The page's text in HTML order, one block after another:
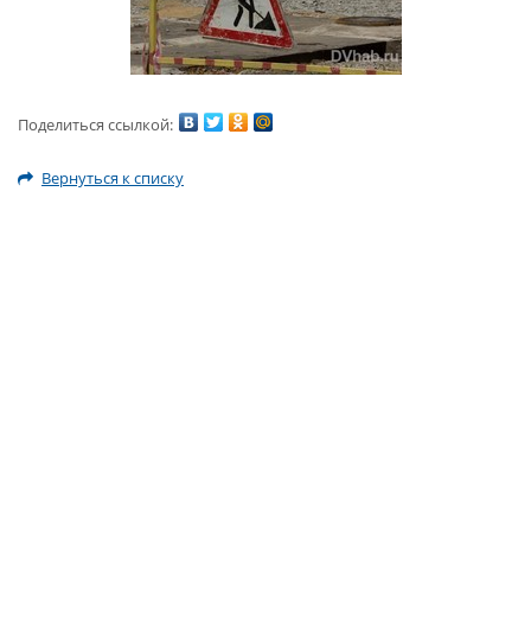
Поделиться ссылкой:
Вернуться к списку